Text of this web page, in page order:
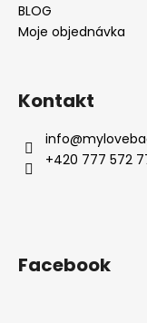
BLOG
Moje objednávka
Kontakt
info@
+420 777 572
Facebook